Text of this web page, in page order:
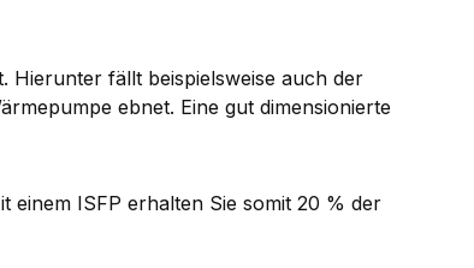
Hierunter fällt beispielsweise auch der
ebnet. Eine gut dimensionierte
einem ISFP erhalten Sie somit 20 % der